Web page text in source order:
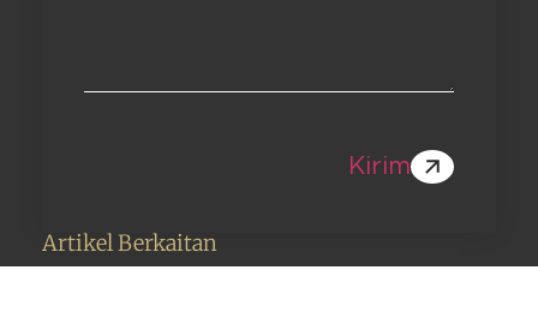
Kirim
Artikel Berkaitan